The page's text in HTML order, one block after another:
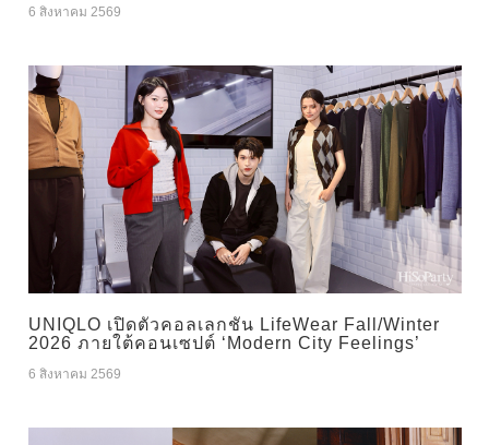
6 สิงหาคม 2569
UNIQLO เปิดตัวคอลเลกชัน LifeWear Fall/Winter
2026 ภายใต้คอนเซปต์ ‘Modern City Feelings’
6 สิงหาคม 2569